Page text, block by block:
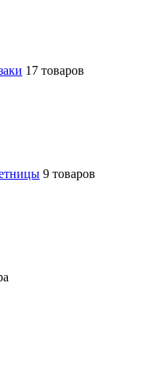
17 товаров
9 товаров